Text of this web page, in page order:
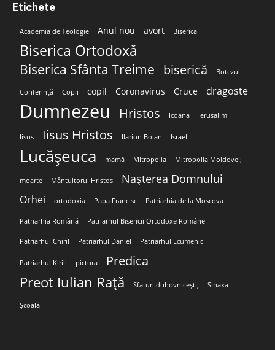
Etichete
Academia de Teologie Anul nou avort Biserica
Biserica Ortodoxă
Biserica Sfânta Treime biserică Botezul
Conferință Copii copil Coronavirus Cruce dragoste
Dumnezeu Hristos Icoana Ierusalim
Iisus Iisus Hristos Ilarion Boian Israel
Lucășeuca mamă Mitropolia Mitropolia Moldovei;
moarte Mântuitorul Hristos Nașterea Domnului
Orhei ortodoxia Papa Francisc Patriarhia de la Moscova
Patriarhia Română Patriarhul Bisericii Ortodoxe Române
Patriarhul Chiril Patriarhul Daniel Patriarhul Ecumenic
Patriarhul Kirill pictura Predica
Preot Iulian Rață Sfaturi duhovnicești; Sinaxa
Școală